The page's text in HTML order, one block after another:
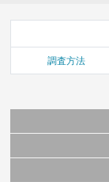
調査方法
当サイトで公開されて
これらの情報を権利者
当サイトに掲載してい